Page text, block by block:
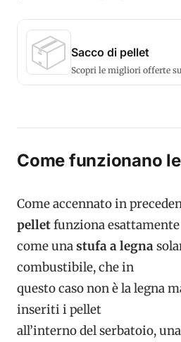
📦 Sacco di pellet
Scopri le migliori offerte
Come funzionano
Come accennato in
pelletfunziona esattamente
come unastufa a legna
combustibile, che in
questo caso non è la legna
inseriti i pellet
all’interno del serbatoio,